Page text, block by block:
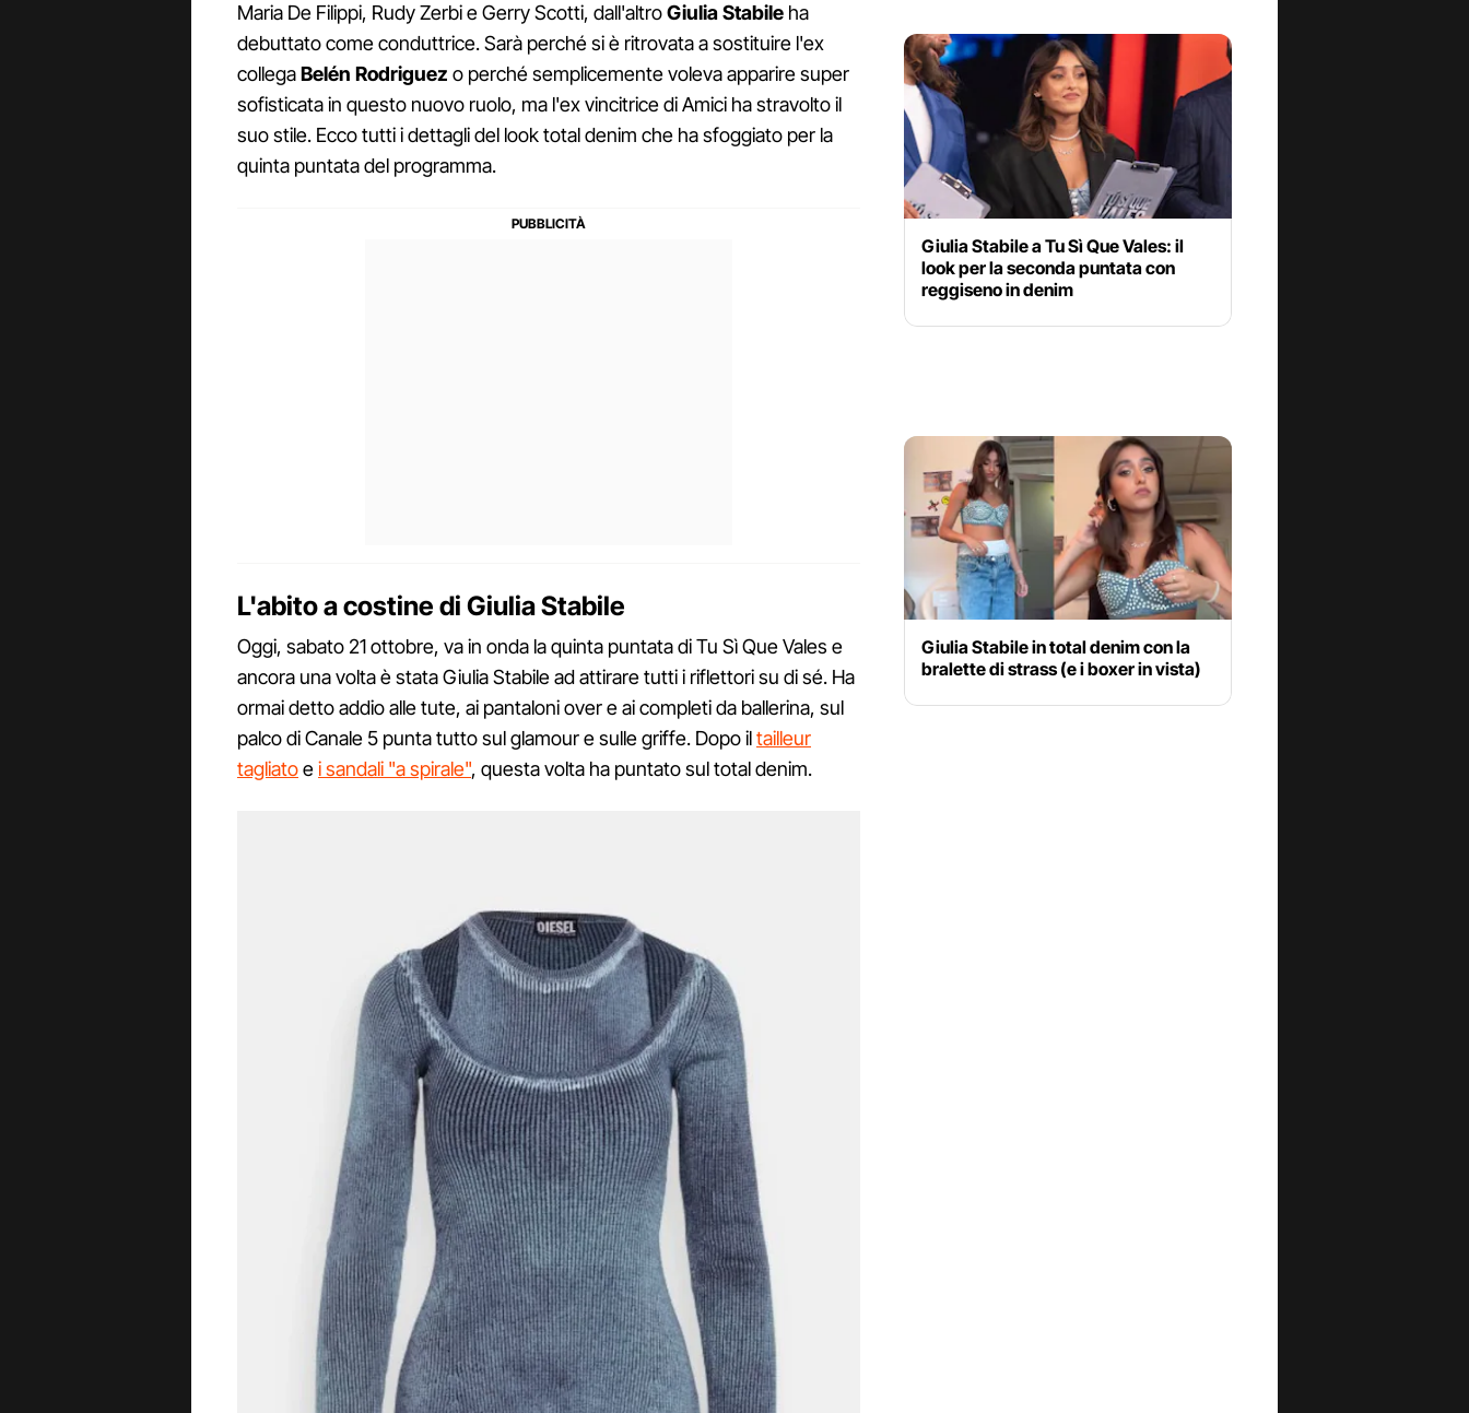
Maria De Filippi, Rudy Zerbi e Gerry Scotti, dall'altroGiulia Stabile ha
debuttato come conduttrice. Sarà perché si è ritrovata a sostituire l'ex
collegaBelén Rodriguez o perché semplicemente voleva apparire super
sofisticata in questo nuovo ruolo, ma l'ex vincitrice di Amici ha stravolto il
suo stile. Ecco tutti i dettagli del look total denim che ha sfoggiato per la
quinta puntata del programma.
L'abito a costine di Giulia Stabile
Oggi, sabato 21 ottobre, va in onda la quinta puntata di Tu Sì Que Vales e
ancora una volta è stata Giulia Stabile ad attirare tutti i riflettori su di sé. Ha
ormai detto addio alle tute, ai pantaloni over e ai completi da ballerina, sul
palco di Canale 5 punta tutto sul glamour e sulle griffe. Dopo iltailleur
tagliatoei sandali "a spirale", questa volta ha puntato sul total denim.
Giulia Stabile a Tu Sì Que Vales: il
look per la seconda puntata con
reggiseno in denim
Giulia Stabile in total denim con la
bralette di strass (e i boxer in vista)